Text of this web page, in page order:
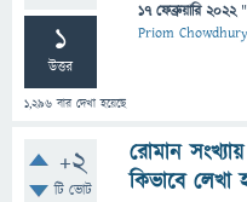
1
উত্তর
1,296 বার দেখা হয়েছে
17 ফেব্রুয়ারি 2022 "
Priom Chowdhury
+2
টি ভোট
রোমান
কিভাবে লেখা